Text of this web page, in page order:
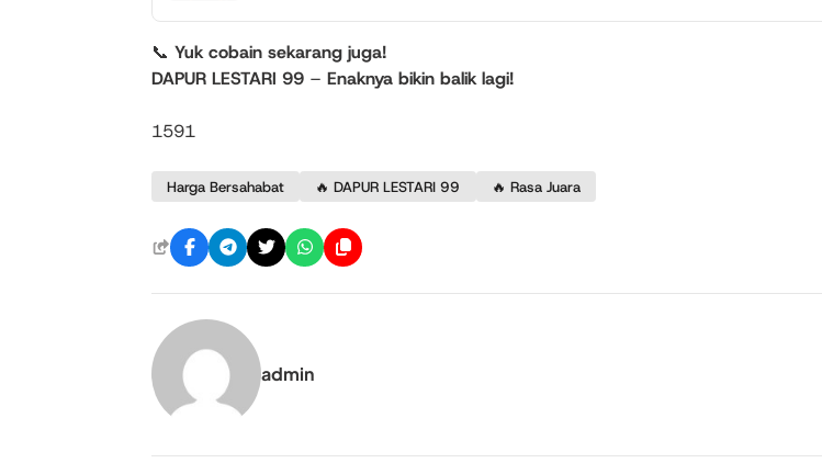
📞 Yuk cobain sekarang juga!
DAPUR LESTARI 99 – Enaknya bikin balik lagi!
1591
Harga Bersahabat 🔥 DAPUR LESTARI 99 🔥 Rasa Juara
admin